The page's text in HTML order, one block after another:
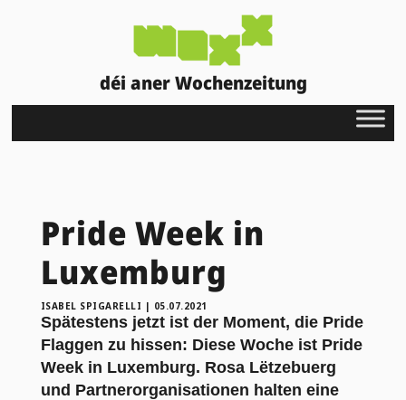
déi aner Wochenzeitung
Pride Week in
Luxemburg
ISABEL SPIGARELLI | 05.07.2021
Spätestens jetzt ist der Moment, die Pride
Flaggen zu hissen: Diese Woche ist Pride
Weekin Luxemburg. Rosa Lëtzebuerg
und Partnerorganisationen halten eine